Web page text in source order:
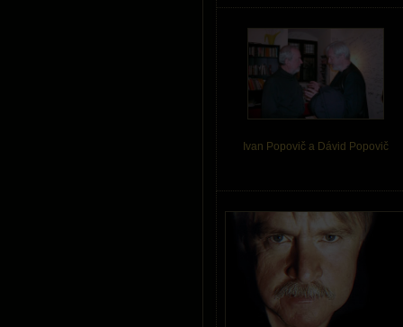
Ivan Popovič a Dávid Popovič